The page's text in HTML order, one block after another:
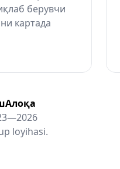
берувчи
картада
Алоқа
loyihasi.